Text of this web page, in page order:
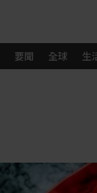
要聞 全球 生